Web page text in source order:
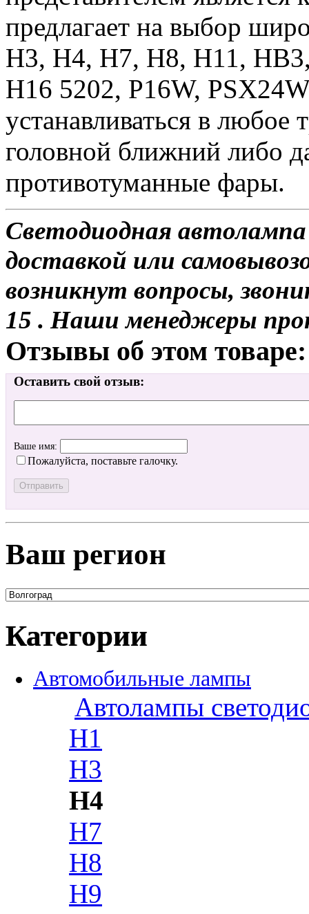
предлагает на выбор
H3, H4, H7, H8, H11,
H16 5202, P16W,
устанавливаться в любое
головной ближний либо
противотуманные фары.
Светодиодная
доставкой или
возникнут вопросы,
15 . Наши менеджеры
Отзывы об этом товаре:
Оставить свой отзыв:
Ваше имя:
Пожалуйста, поставьте галочку.
Ваш регион
Категории
Автомобильные лампы
Автолампы
H1
H3
H4
H7
H8
H9